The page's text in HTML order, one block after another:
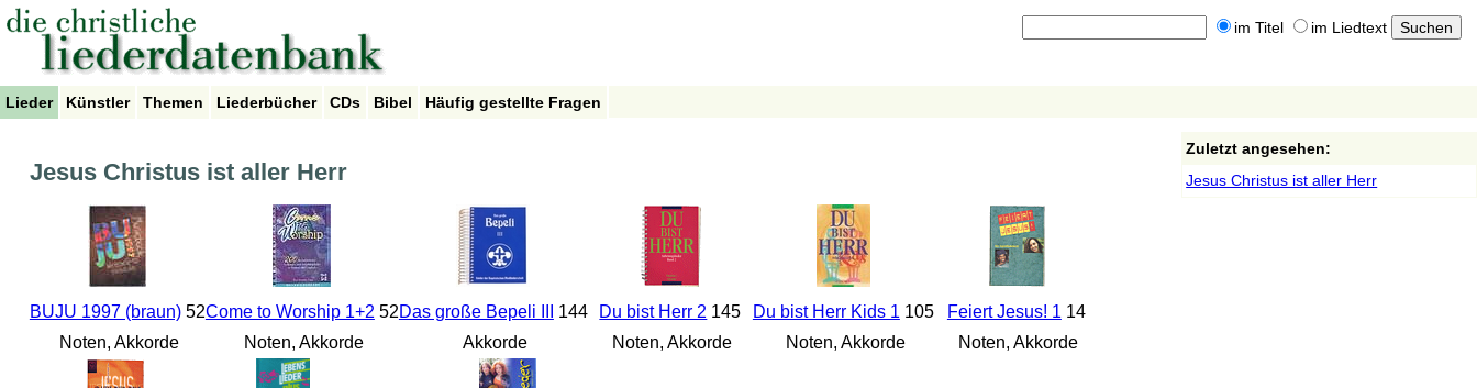
im Titel im Liedtext
Lieder Künstler Themen Liederbücher CDs Bibel Häufig gestellte Fragen
Jesus Christus ist aller Herr
BUJU 1997 (braun)52
Noten, Akkorde
Come to Worship 1+252
Noten, Akkorde
Das große Bepeli III
144
Akkorde
Du bist Herr 2 145
Noten, Akkorde
Du bist Herr Kids 1105
Noten, Akkorde
Feiert Jesus! 114
Noten, Akkorde
Zuletzt angesehen:
Jesus Christus ist aller Herr